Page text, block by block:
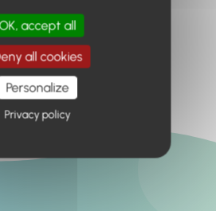
à l'accueil
accept all
all cookies
Personalize
Privacy policy